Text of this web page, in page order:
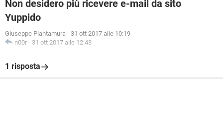
Non desidero più ricevere e-mail da sito
Yuppido
Giuseppe Plantamura - 31 ott 2017 alle 10:19
n00r - 31 ott 2017 alle 12:43
1 risposta